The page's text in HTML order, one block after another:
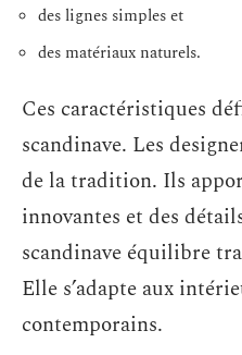
des lignes simples et
des matériaux naturels.
Ces caractéristiques
scandinave. Les
de la tradition. Ils
innovantes et des
scandinave équilibre
Elle s’adapte aux
contemporains.